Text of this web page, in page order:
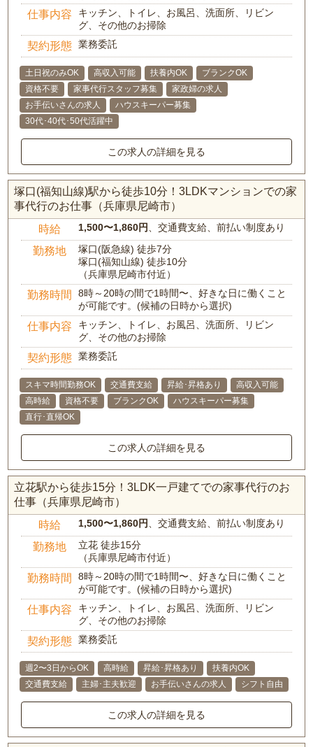
仕事内容
キッチン、トイレ、お風呂、洗面所、リビン
グ、その他のお掃除
契約形態 業務委託
土日祝のみOK 高収入可能 扶養内OK
ブランクOK
資格不要
家事代行スタッフ募集
家政婦の求人
お手伝いさんの求人
ハウスキーパー募集
30代･40代･50代活躍中
この求人の詳細を見る
塚口(福知山線)駅から徒歩10分！3LDKマンションでの家
事代行のお仕事（兵庫県尼崎市）
時給 1,500〜1,860円 、交通費支給、前払い制度あり
勤務地
塚口(阪急線) 徒歩7分
塚口(福知山線) 徒歩10分
（兵庫県尼崎市付近）
勤務時間
8時～20時の間で1時間〜、好きな日に働くこと
が可能です。(候補の日時から選択)
仕事内容
キッチン、トイレ、お風呂、洗面所、リビン
グ、その他のお掃除
契約形態 業務委託
スキマ時間勤務OK 交通費支給 昇給･昇格あり
高収入可能
高時給
資格不要 ブランクOK
ハウスキーパー募集
直行･直帰OK
この求人の詳細を見る
立花駅から徒歩15分！3LDK一戸建てでの家事代行のお
仕事（兵庫県尼崎市）
時給 1,500〜1,860円 、交通費支給、前払い制度あり
勤務地
立花 徒歩15分
（兵庫県尼崎市付近）
勤務時間
8時～20時の間で1時間〜、好きな日に働くこと
が可能です。(候補の日時から選択)
仕事内容
キッチン、トイレ、お風呂、洗面所、リビン
グ、その他のお掃除
契約形態 業務委託
週2〜3日からOK 高時給 昇給･昇格あり
扶養内OK
交通費支給
主婦･主夫歓迎 お手伝いさんの求人 シフト自由
この求人の詳細を見る